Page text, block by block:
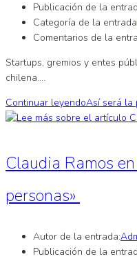
Publicación de la
Categoría de la
Comentarios de la
Startups, gremios y entes
chilena.…
Continuar leyendoAsí será la
Claudia Ramos
personas»
Autor de la entrada:
Publicación de la